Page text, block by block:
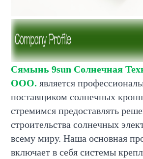
Сямынь 9sun Солнечная
ООО. является
поставщиком солнечных
стремимся предоставлять
строительства солнечных
всему миру. Наша основная
включает в себя системы